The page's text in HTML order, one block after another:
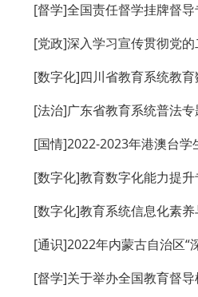
[督学]全国责任督学挂牌督
[党政]深入学习宣传贯彻党
[数字化]四川省教育系统教
[法治]广东省教育系统普法
[国情]2022-2023年港澳台学
[数字化]教育数字化能力提
[数字化]教育系统信息化素
[通识]2022年内蒙古自治区“
[督学]关于举办全国教育督